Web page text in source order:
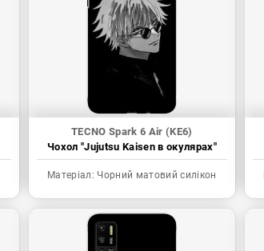
TECNO Spark 6 Air (KE6)
Чохол "Jujutsu Kaisen в окулярах"
Матеріал: Чорний матовий силікон